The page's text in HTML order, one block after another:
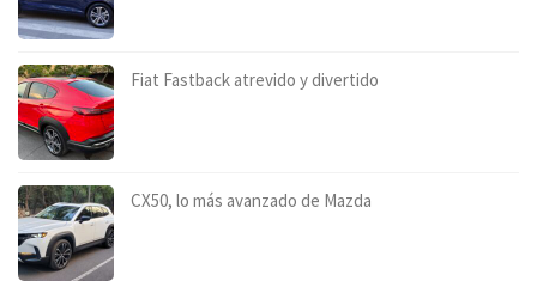
Fiat Fastback atrevido y divertido
CX50, lo más avanzado de Mazda